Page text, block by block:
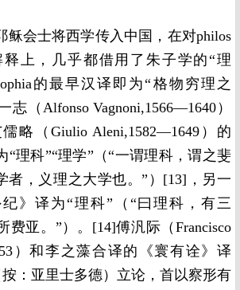
稣会士将西学传入中国，在对philos
释上，几乎都借用了朱子学的“理
的最早汉译即为“格物穷理之
志（Alfonso Vagnoni,1566—1640）
略（Giulio Aleni,1582—1649）的
“理科”“理学”（“一谓理科，谓之斐
者，义理之大学也。”）[13]，另一
》译为“理科”（“曰理科，有三
亚。”）。[14]傅汎际（Francisco
）和李之藻合译的《寰有诠》译
按：亚里士多德）立论，首以察形有